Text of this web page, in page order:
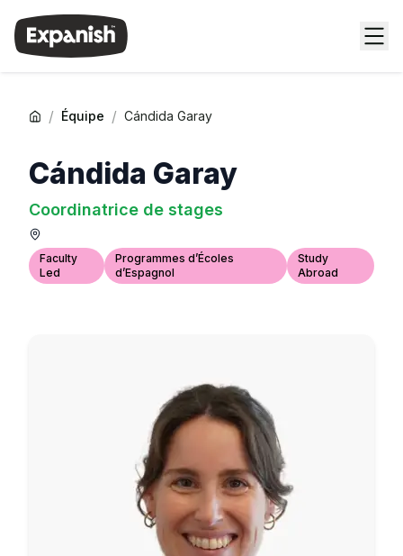
/ Équipe / Cándida Garay
Cándida Garay
Coordinatrice de stages
Faculty
Led
Programmes d’Écoles
d’Espagnol
Study
Abroad